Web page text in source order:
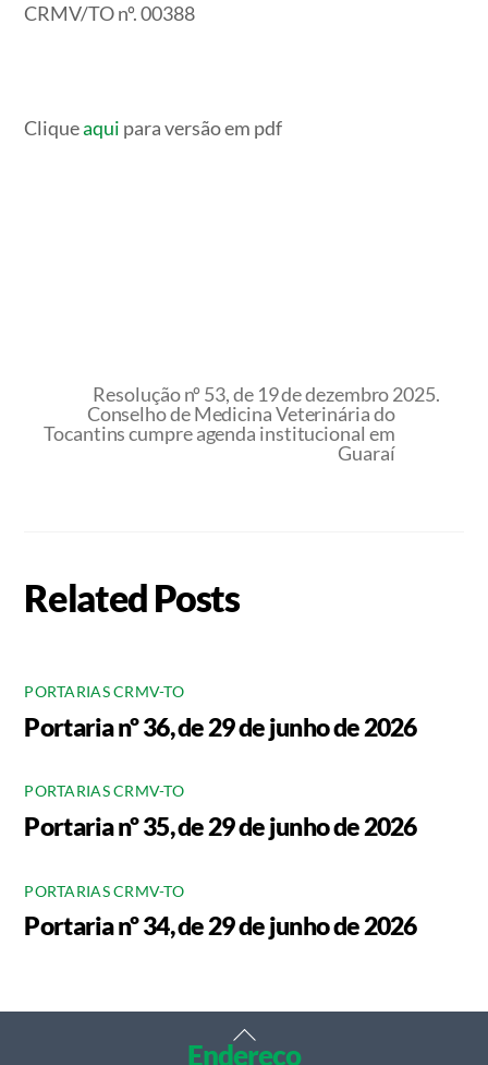
CRMV/TO nº. 00388
Cliqueaqui para versão em pdf
Resolução nº 53, de 19 de dezembro 2025.
Conselho de Medicina Veterinária do
Tocantins cumpre agenda institucional em
Guaraí
Related Posts
PORTARIAS CRMV-TO
Portaria nº 36, de 29 de junho de 2026
PORTARIAS CRMV-TO
Portaria nº 35, de 29 de junho de 2026
PORTARIAS CRMV-TO
Portaria nº 34, de 29 de junho de 2026
Back
Endereço